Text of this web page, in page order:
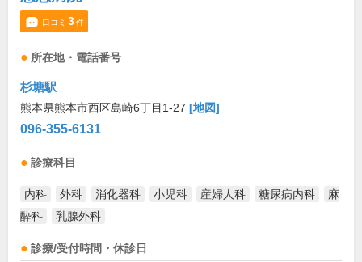
口コミ 3件
所在地・電話番号
杉塘駅
熊本県熊本市西区島崎6丁目1-27 [地図]
096-355-6131
診療科目
内科 外科 消化器科 小児科 産婦人科 糖尿病内科
麻
酔科
乳腺外科
診療/受付時間・休診日